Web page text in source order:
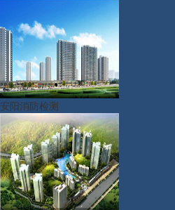
安阳消防检测